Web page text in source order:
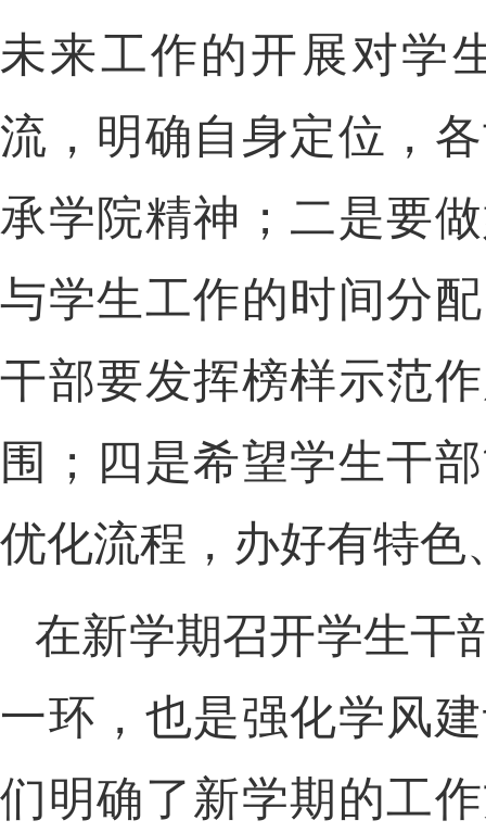
未来工作的开展对学
流，明确自身定位，
承学院精神；二是要
与学生工作的时间分
干部要发挥榜样示范
围；四是希望学生干
优化流程，办好有特
在新学期召开学生干
一环，也是强化学风
们明确了新学期的工